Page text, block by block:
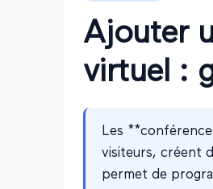
Ajouter
virtuel :
Les
visiteurs, créent
permet de